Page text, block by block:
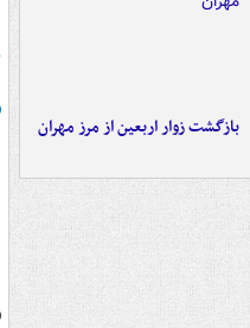
بازگشت زوار اربعین از مرز مهران